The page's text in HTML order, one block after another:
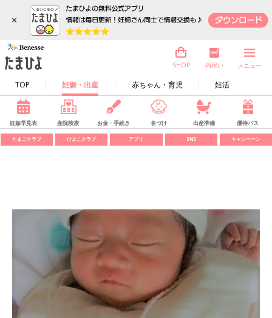
×
TOP 妊娠・出産 赤ちゃん・育児 妊活
SHOP 内祝い メニュー
妊娠早見表 産院検索 お金・手続き 名づけ 出産準備 優待パス
たまごクラブ ひよこクラブ アプリ SNS キャンペーン